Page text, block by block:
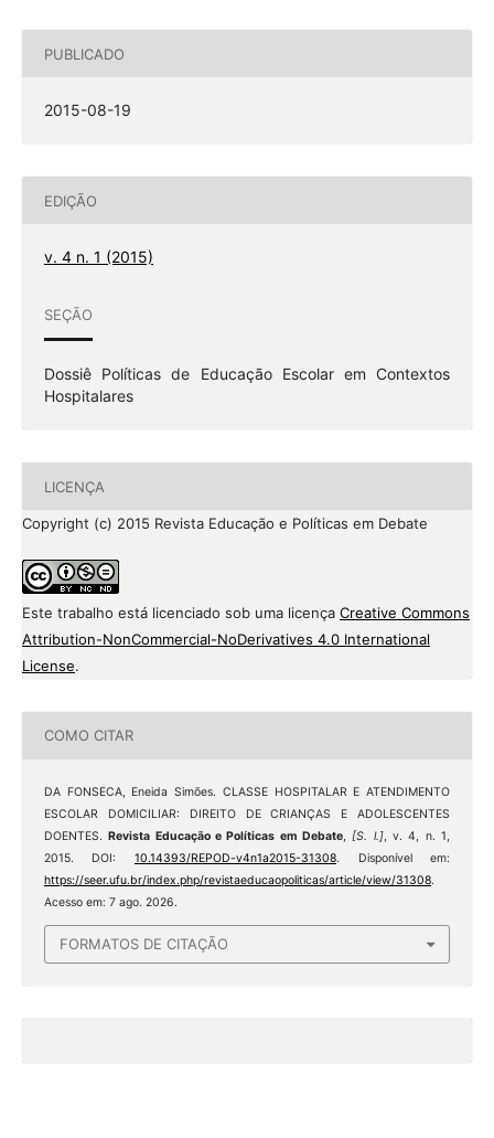
PUBLICADO
2015-08-19
EDIÇÃO
v. 4 n. 1 (2015)
SEÇÃO
Dossiê Políticas de Educação Escolar em Contextos
Hospitalares
LICENÇA
Copyright (c) 2015 Revista Educação e Políticas em Debate
Este trabalho está licenciado sob uma licença Creative Commons
Attribution-NonCommercial-NoDerivatives 4.0 International
License.
COMO CITAR
DA FONSECA, Eneida Simões. CLASSE HOSPITALAR E ATENDIMENTO
ESCOLAR DOMICILIAR: DIREITO DE CRIANÇAS E ADOLESCENTES
DOENTES.Revista Educação e Políticas em Debate [S. l.], v. 4, n. 1,
2015. DOI: 10.14393/REPOD-v4n1a2015-31308. Disponível em:
https://seer.ufu.br/index.php/revistaeducaopoliticas/article/view/31308.
Acesso em: 7 ago. 2026.
FORMATOS DE CITAÇÃO